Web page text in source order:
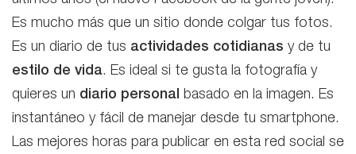
Es mucho más que un sitio donde colgar tus fotos.
Es un diario de tus actividades cotidianas y de tu
estilo de vida. Es ideal si te gusta la fotografía y
quieres un diario personal
basado en la imagen. Es
instantáneo y fácil de manejar desde tu smartphone.
Las mejores horas para publicar en esta red social se